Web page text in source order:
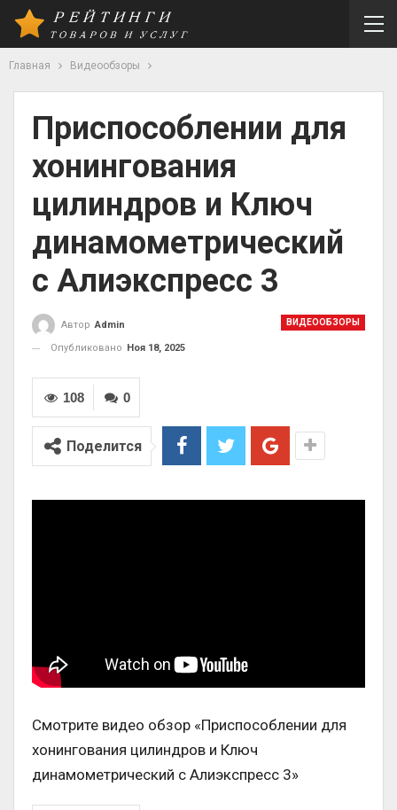
Главная Видеообзоры
Приспособлении для
хонингования
цилиндров и Ключ
динамометрический
с Алиэкспресс 3
ВИДЕООБЗОРЫ
Автор Admin
Опубликовано
Ноя 18, 2025
0
108
Поделится
Смотрите видео обзор «Приспособлении для
хонингования цилиндров и Ключ
динамометрический с Алиэкспресс 3»